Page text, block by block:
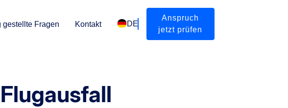
gestellte Fragen Kontakt DE
Anspruch
jetzt prüfen